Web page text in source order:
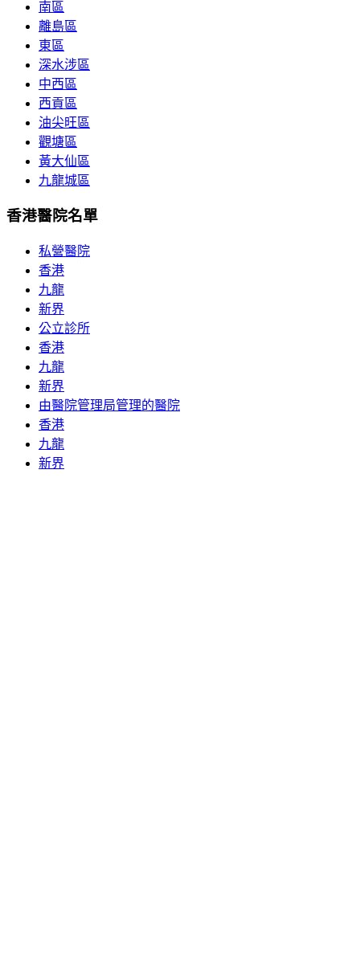
南區
離島區
東區
深水涉區
中西區
西貢區
油尖旺區
觀塘區
黃大仙區
九龍城區
香港醫院名單
私營醫院
香港
九龍
新界
公立診所
香港
九龍
新界
由醫院管理局管理的醫院
香港
九龍
新界